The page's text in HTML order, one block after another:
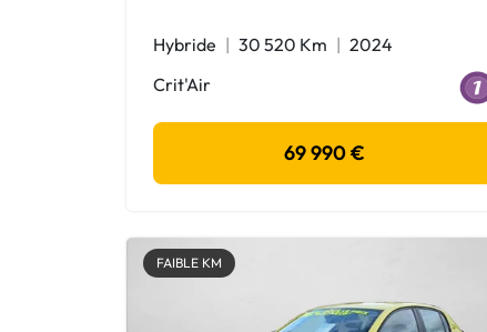
Hybride 30 520 Km
2024
Crit'Air
69 990 €
FAIBLE KM